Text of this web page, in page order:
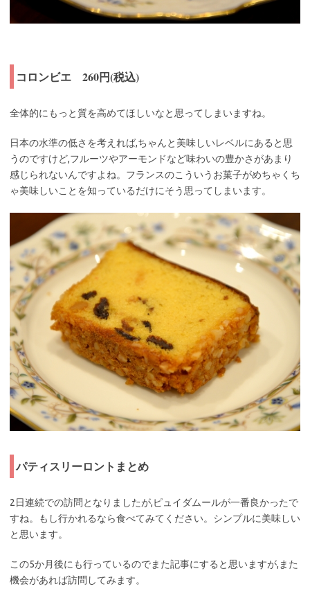
コロンビエ 260円(税込)
全体的にもっと質を高めてほしいなと思ってしまいますね。
日本の水準の低さを考えれば,ちゃんと美味しいレベルにあると思
うのですけど,フルーツやアーモンドなど味わいの豊かさがあまり
感じられないんですよね。フランスのこういうお菓子がめちゃくち
ゃ美味しいことを知っているだけにそう思ってしまいます。
パティスリーロントまとめ
2日連続での訪問となりましたが,ピュイダムールが一番良かったで
すね。もし行かれるなら食べてみてください。シンプルに美味しい
と思います。
この5か月後にも行っているのでまた記事にすると思いますが,また
機会があれば訪問してみます。